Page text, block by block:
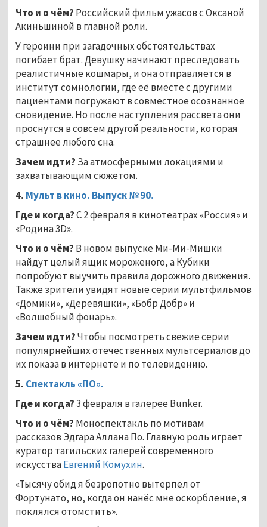
Что и о чём? Российский фильм ужасов с Оксаной
Акиньшиной в главной роли.
У героини при загадочных обстоятельствах
погибает брат. Девушку начинают преследовать
реалистичные кошмары, и она отправляется в
институт сомнологии, где её вместе с другими
пациентами погружают в совместное осознанное
сновидение. Но после наступления рассвета они
проснутся в совсем другой реальности, которая
страшнее любого сна.
Зачем идти? За атмосферными локациями и
захватывающим сюжетом.
4. Мульт в кино. Выпуск № 90.
Где и когда?С 2 февраля в кинотеатрах «Россия» и
«Родина 3D».
Что и о чём? В новом выпуске Ми-Ми-Мишки
найдут целый ящик мороженого, а Кубики
попробуют выучить правила дорожного движения.
Также зрители увидят новые серии мультфильмов
«Домики», «Деревяшки», «Бобр Добр» и
«Волшебный фонарь».
Зачем идти?Чтобы посмотреть свежие серии
популярнейших отечественных мультсериалов до
их показа в интернете и по телевидению.
5. Спектакль «ПО».
Где и когда?3 февраля в галерее Bunker.
Что и о чём? Моноспектакль по мотивам
рассказов Эдгара Аллана По. Главную роль играет
куратор тагильских галерей современного
искусстваЕвгений Комухин.
«Тысячу обид я безропотно вытерпел от
Фортунато, но, когда он нанёс мне оскорбление, я
поклялся отомстить».